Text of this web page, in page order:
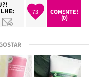
73
COMENTE!
(0)